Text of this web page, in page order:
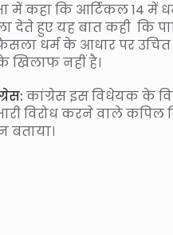
में कहा कि आर्टिकल 14 में
हुए यह बात कही कि
धर्म के आधार पर
खिलाफ नहीं है।
कांग्रेस इस विधेयक के
विरोध करने वाले
बताया।